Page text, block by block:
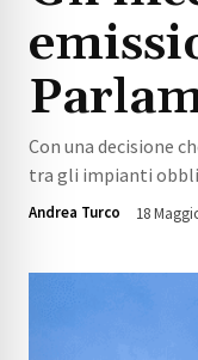
Con una decisione
tra gli impianti
Andrea Turco 18